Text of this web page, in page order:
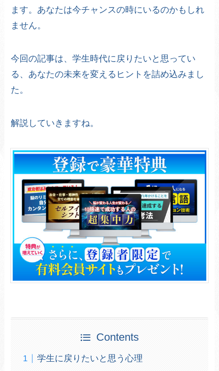
ます。あなたは今チャンスの時にいるのかもしれ
ません。
今回の記事は、学生時代に戻りたいと思ってい
る、あなたの未来を変えるヒントを詰め込みまし
た。
解説していきますね。
Contents
学生に戻りたいと思う心理